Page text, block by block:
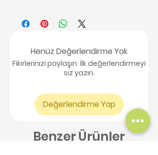
Henüz Değerlendirme Yok
Fikirlerinizi paylaşın. İlk değerlendirmeyi
siz yazın.
Değerlendirme Yap
Benzer Ürünler